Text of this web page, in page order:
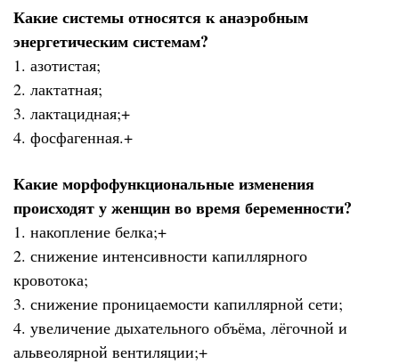
Какие системы относятся к анаэробным
энергетическим системам?
1. азотистая;
2. лактатная;
3. лактацидная;+
4. фосфагенная.+
Какие морфофункциональные изменения
происходят у женщин во время беременности?
1. накопление белка;+
2. снижение интенсивности капиллярного
кровотока;
3. снижение проницаемости капиллярной сети;
4. увеличение дыхательного объёма, лёгочной и
альвеолярной вентиляции;+